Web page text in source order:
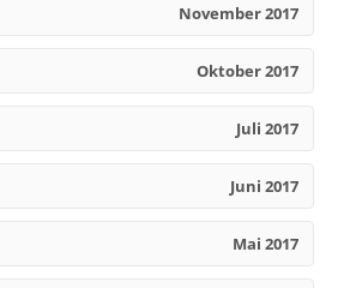
November 2017
Oktober 2017
Juli 2017
Juni 2017
Mai 2017